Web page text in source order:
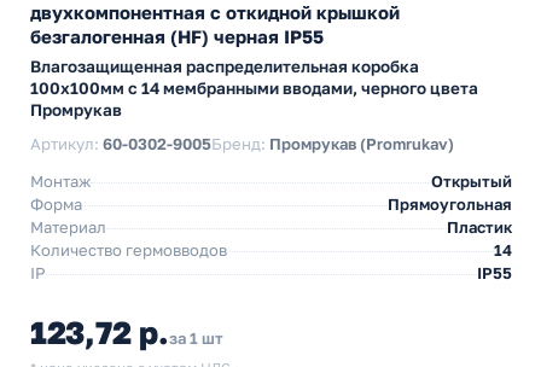
двухкомпонентная с откидной крышкой
безгалогенная (HF) черная IP55
Влагозащищенная распределительная коробка
100х100мм с 14 мембранными вводами, черного цвета
Промрукав
Артикул: 60-0302-9005Бренд: Промрукав (Promrukav)
Монтаж
Открытый
Форма
Прямоугольная
Материал
Пластик
Количество гермовводов
14
IP
IP55
123,72 р.за 1 шт